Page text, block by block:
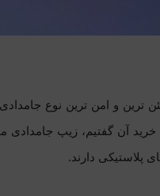
و امن ترین نوع
خرید آن گفتیم، زیپ جامدادی
پلاستیکی دارند.